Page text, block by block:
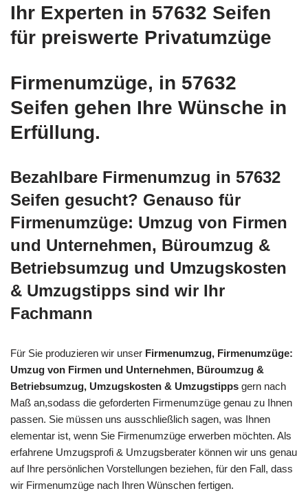
Ihr Experten in 57632 Seifen
für preiswerte Privatumzüge
Firmenumzüge, in 57632
Seifen gehen Ihre Wünsche in
Erfüllung.
Bezahlbare Firmenumzug in 57632
Seifen gesucht? Genauso für
Firmenumzüge: Umzug von Firmen
und Unternehmen, Büroumzug &
Betriebsumzug und Umzugskosten
& Umzugstipps sind wir Ihr
Fachmann
Für Sie produzieren wir unser Firmenumzug, Firmenumzüge:
Umzug von Firmen und Unternehmen, Büroumzug &
Betriebsumzug, Umzugskosten & Umzugstipps gern nach
Maß an,sodass die geforderten Firmenumzüge genau zu Ihnen
passen. Sie müssen uns ausschließlich sagen, was Ihnen
elementar ist, wenn Sie Firmenumzüge erwerben möchten. Als
erfahrene Umzugsprofi & Umzugsberater können wir uns genau
auf Ihre persönlichen Vorstellungen beziehen, für den Fall, dass
wir Firmenumzüge nach Ihren Wünschen fertigen.